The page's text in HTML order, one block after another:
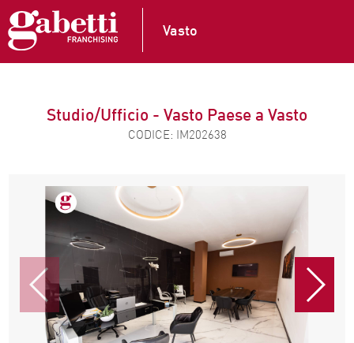
Vasto
Studio/Ufficio - Vasto Paese a Vasto
CODICE: IM202638